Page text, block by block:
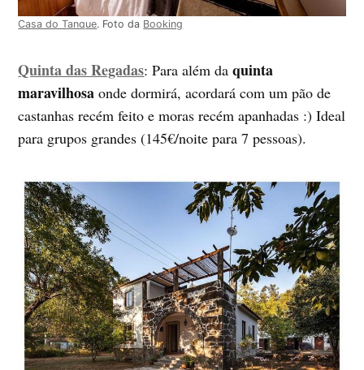
Casa do Tanque. Foto da Booking
Quinta das Regadas: Para além daquinta
maravilhosa onde dormirá, acordará com um pão de
castanhas recém feito e moras recém apanhadas :) Ideal
para grupos grandes (145€/noite para 7 pessoas).